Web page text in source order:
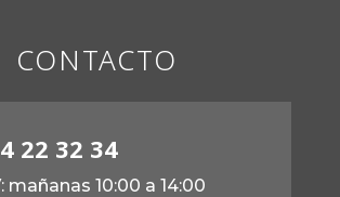
CONTACTO
22 32 34
mañanas 10:00 a 14:00